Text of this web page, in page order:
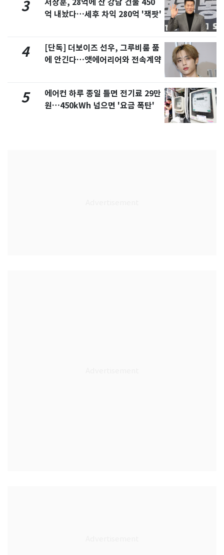
3
서장훈, 28억에 산 강남 건물 450
억 내놨다…세후 차익 280억 '잭팟'
4
[단독] 더보이즈 선우, 그루비룸 품
에 안긴다…앳에어리어와 전속계약
5
에어컨 하루 종일 틀면 전기료 29만
원…450kWh 넘으면 '요금 폭탄'